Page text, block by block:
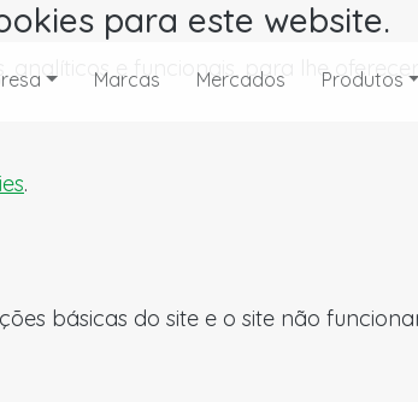
para este website.
analíticos e funcionais, para lhe
.
básicas do site e o site não
Marcas Mercados Produtos